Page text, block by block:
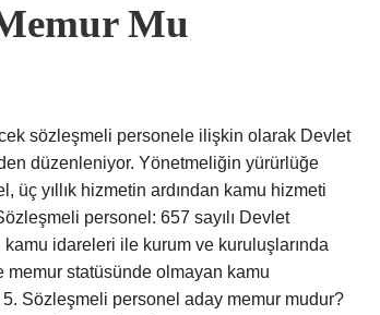
Mu
sözleşmeli personele ilişkin olarak Devlet
düzenleniyor. Yönetmeliğin yürürlüğe
yıllık hizmetin ardından kamu hizmeti
personel: 657 sayılı Devlet
idareleri ile kurum ve kuruluşlarında
memur statüsünde olmayan kamu
Sözleşmeli personel aday memur mudur?